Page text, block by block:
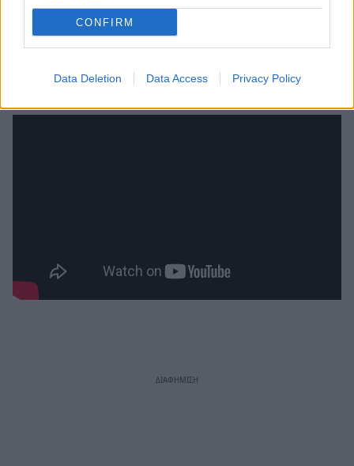
CONFIRM
Data Deletion Data Access Privacy Policy
Χαλκιαδάκης (46' Ντάουντα), Γκόλιας, Ζίζιτς (69'
Πίνακας), Καρανίκας, Ασούμπρε, Ζίβκοβιτς,
Φατιόν.